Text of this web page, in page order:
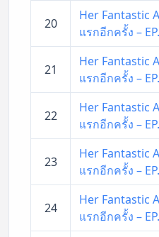
20
Her Fantastic
แรกอีกครั้ง –
21
Her Fantastic
แรกอีกครั้ง –
22
Her Fantastic
แรกอีกครั้ง –
23
Her Fantastic
แรกอีกครั้ง –
24
Her Fantastic
แรกอีกครั้ง –